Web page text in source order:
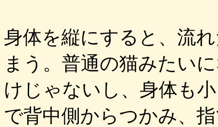
身体を縦にすると、流
まう。普通の猫みたい
けじゃないし、身体も
で背中側からつかみ、